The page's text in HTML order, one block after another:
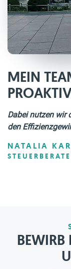
MEIN
Dabei nutzen wir
den
NATALIA
BEWIRB